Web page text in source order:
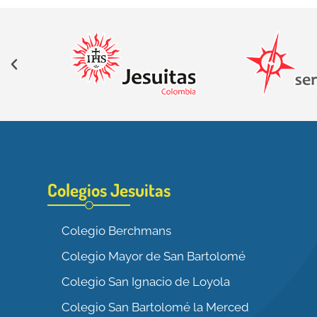
Colegios Jesuitas
Colegio Berchmans
Colegio Mayor de San Bartolomé
Colegio San Ignacio de Loyola
Colegio San Bartolomé la Merced